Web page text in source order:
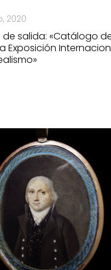
2020
de salida: «Catálogo
Exposición